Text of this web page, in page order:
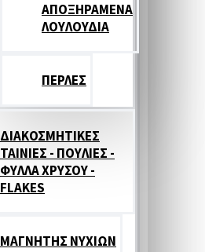
ΑΠΟΞΗΡΑΜΕΝΑ
ΛΟΥΛΟΥΔΙΑ
ΠΕΡΛΕΣ
ΔΙΑΚΟΣΜΗΤΙΚΕΣ
ΤΑΙΝΙΕΣ - ΠΟΥΛΙΕΣ -
ΦΥΛΛΑ ΧΡΥΣΟΥ -
FLAKES
ΜΑΓΝΗΤΗΣ ΝΥΧΙΩΝ